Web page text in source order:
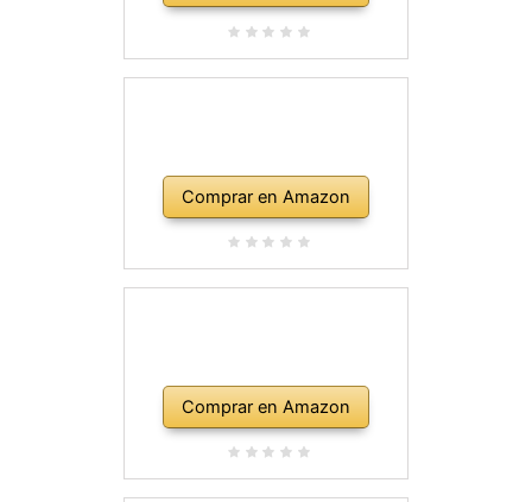
Comprar en Amazon
Comprar en Amazon